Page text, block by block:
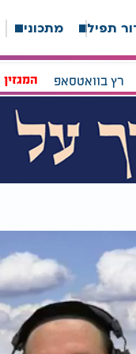
תפילה מתכונים
רץ בוואטסאפ המגזין